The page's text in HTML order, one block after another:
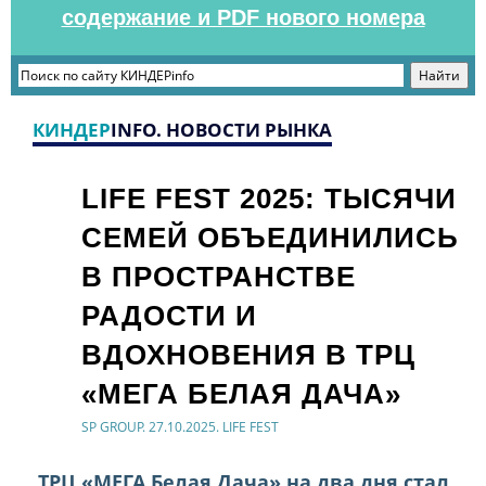
содержание и PDF нового номера
КИНДЕРINFO. НОВОСТИ РЫНКА
LIFE FEST 2025: ТЫСЯЧИ
СЕМЕЙ ОБЪЕДИНИЛИСЬ
В ПРОСТРАНСТВЕ
РАДОСТИ И
ВДОХНОВЕНИЯ В ТРЦ
«МЕГА БЕЛАЯ ДАЧА»
SP GROUP. 27.10.2025. LIFE FEST